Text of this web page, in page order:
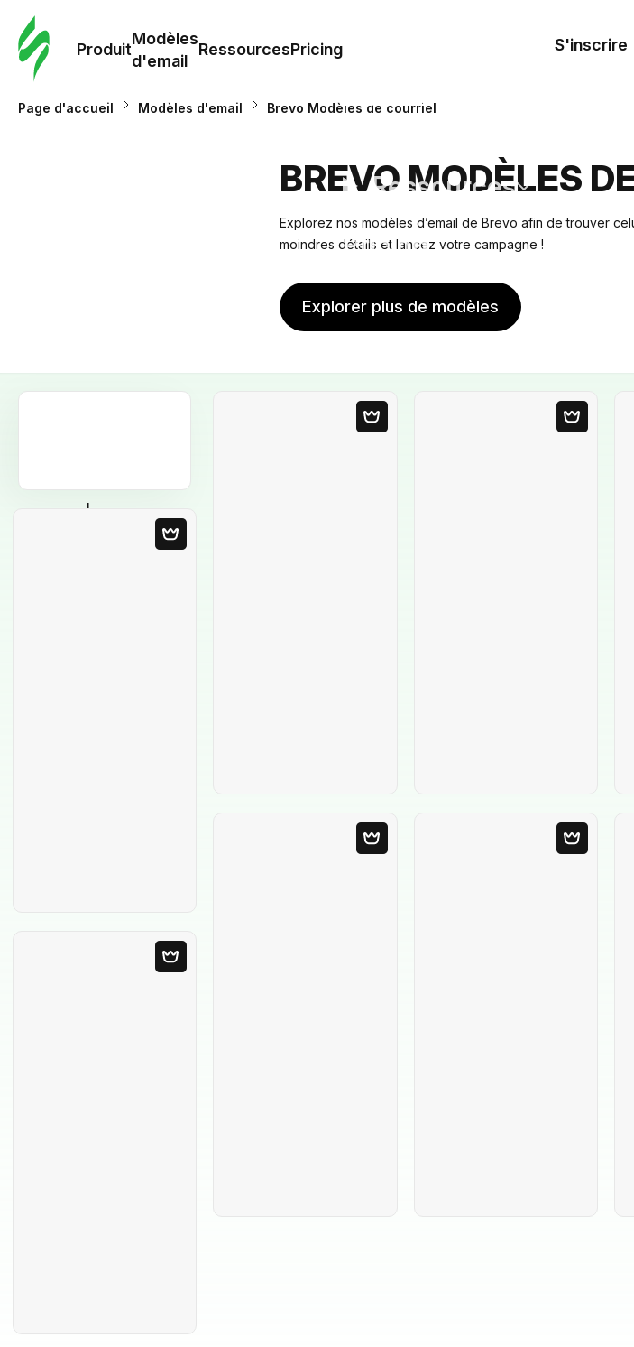
Produit
Modèles
d'email
RessourcesPricing
Modèles
Ressources
Pricing
S'inscrire
Page d'accueil Modèles d'email Brevo Modèles de courriel
BREVO MODÈLES
Explorez nos modèles d’email de Brevo afin de trouver
moindres détails et lancez votre campagne !
Explorer plus de modèles